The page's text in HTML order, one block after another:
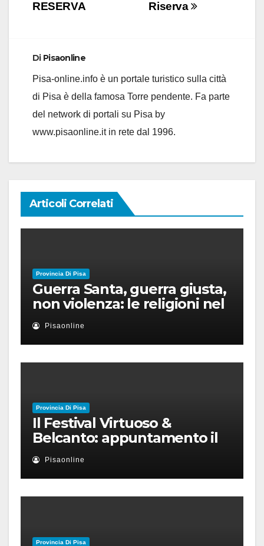
articoli
Riserva
RESERVA
Di Pisaonline
Pisa-online.info è un portale turistico sulla città
di Pisa è della famosa Torre pendente. Fa parte
del network di portali su Pisa by
www.pisaonline.it in rete dal 1996.
Articoli Correlati
Provincia Di Pisa
Guerra Santa, guerra giusta,
non violenza: le religioni nel
nuovo disordine mondiale
Pisaonline
Provincia Di Pisa
Il Festival Virtuoso &
Belcanto: appuntamento il
28 luglio a Palazzo Blu con
Ruben Micieli
Pisaonline
Provincia Di Pisa